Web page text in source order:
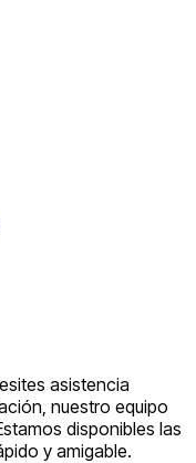
asistencia
nuestro equipo
disponibles las
y amigable.